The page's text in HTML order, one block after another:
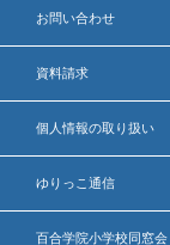
お問い合わせ
資料請求
個人情報の取り扱い
ゆりっこ通信
百合学院小学校同窓会